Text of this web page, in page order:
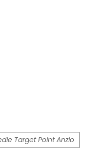
Target Point Anzio